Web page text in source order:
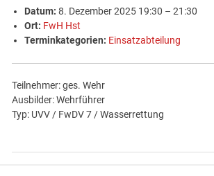
Datum: 8. Dezember 2025 19:30 –21:30
Ort: FwH Hst
Terminkategorien: Einsatzabteilung
Teilnehmer: ges. Wehr
Ausbilder: Wehrführer
Typ: UVV / FwDV 7 / Wasserrettung